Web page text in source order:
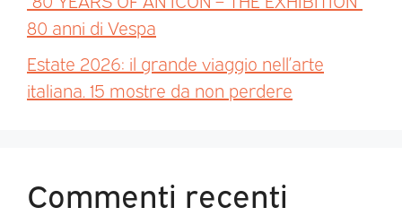
80 anni di Vespa
Estate 2026: il grande viaggio nell’arte
italiana. 15 mostre da non perdere
Commenti recenti